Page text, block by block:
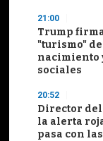
21:00
Trump
"turismo"
nacimiento
sociales
20:52
Director
la alerta
pasa con